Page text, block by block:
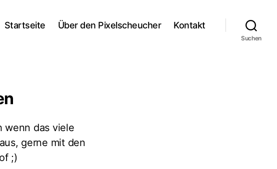
Startseite Über den Pixelscheucher Kontakt
Suchen
wenn das viele
gerne mit den
;)